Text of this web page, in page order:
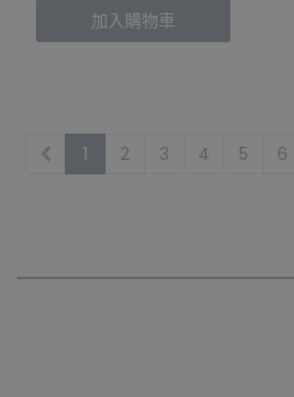
加入購物車
1 2 3 4 5 6